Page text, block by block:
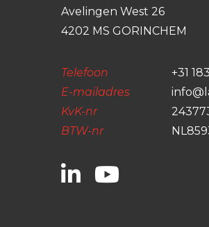
Avelingen West 26
4202 MS GORINCHEM
Telefoon
+31
E-mailadres
KvK-nr
BTW-nr